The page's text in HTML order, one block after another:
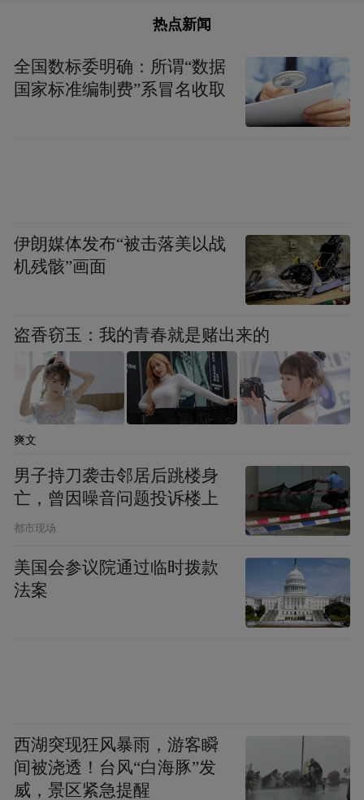
本版摄影吴小川
成都天回镇汉代墓群公布发掘成果，创下多
个国内首次
台蜀锦提花机的模型，是第一次出土完整的
西汉织机模型，填补了我国丝绸纺织技术的
考古空白。
热点新闻
全国数标委明确：所谓“数据
国家标准编制费”系冒名收取
伊朗媒体发布“被击落美以战
机残骸”画面
盗香窃玉：我的青春就是赌出来的
爽文
男子持刀袭击邻居后跳楼身
亡，曾因噪音问题投诉楼上
都市现场
美国会参议院通过临时拨款
法案
西湖突现狂风暴雨，游客瞬
间被浇透！台风“白海豚”发
威，景区紧急提醒